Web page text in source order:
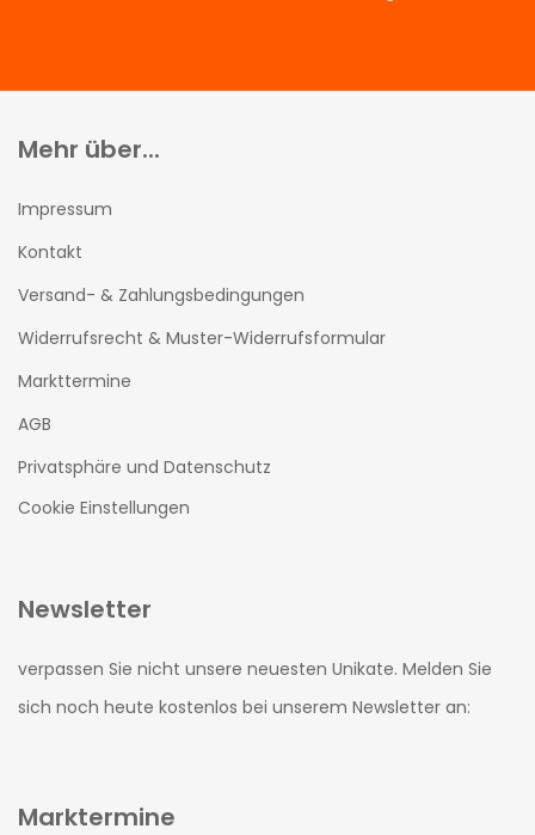
Mehr über...
Impressum
Kontakt
Versand- & Zahlungsbedingungen
Widerrufsrecht & Muster-Widerrufsformular
Markttermine
AGB
Privatsphäre und Datenschutz
Cookie Einstellungen
Newsletter
verpassen Sie nicht unsere neuesten Unikate. Melden Sie
sich noch heute kostenlos bei unserem Newsletter an:
Marktermine